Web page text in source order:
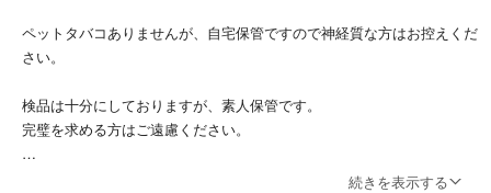
ペットタバコありませんが、自宅保管ですので神経質な方はお控えくだ
さい。
検品は十分にしておりますが、素人保管です。
完璧を求める方はご遠慮ください。
続きを表示する